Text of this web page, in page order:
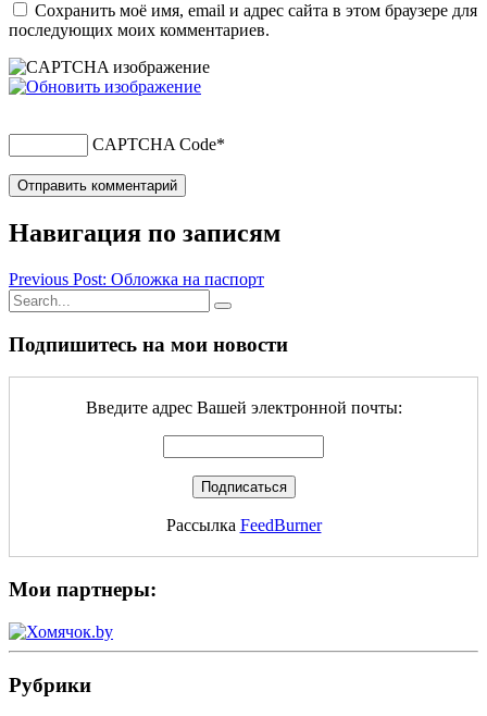
Сохранить моё имя, email и адрес сайта в этом браузере для
последующих моих комментариев.
CAPTCHA Code*
Навигация по записям
Previous Post: Обложка на паспорт
Подпишитесь на мои новости
Введите адрес Вашей электронной почты:
Рассылка FeedBurner
Мои партнеры:
Рубрики